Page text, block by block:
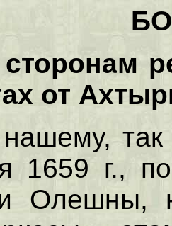
от
так
1659 г.,
Олешны,